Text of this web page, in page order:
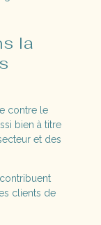
la
contre le
bien à titre
et des
clients de